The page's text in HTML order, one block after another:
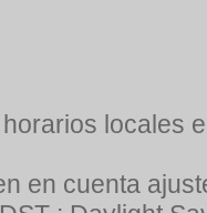
locales
en cuenta